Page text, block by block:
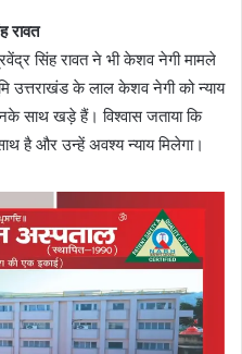
रावत
सिंह रावत ने भी केशव नेगी मामले
उत्तराखंड के लाल केशव नेगी को न्याय
साथ खड़े हैं। विश्वास जताया कि
है और उन्हें अवश्य न्याय मिलेगा।